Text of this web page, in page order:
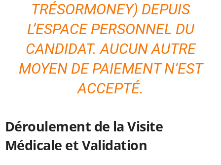
TRÉSORMONEY) DEPUIS
L’ESPACE PERSONNEL DU
CANDIDAT. AUCUN AUTRE
MOYEN DE PAIEMENT N’EST
ACCEPTÉ.
Déroulement de la Visite
Médicale et Validation